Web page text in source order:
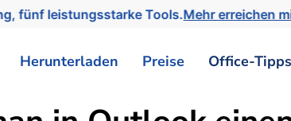
fünf leistungsstarke Tools.Mehr erreichen
Herunterladen Preise Office-